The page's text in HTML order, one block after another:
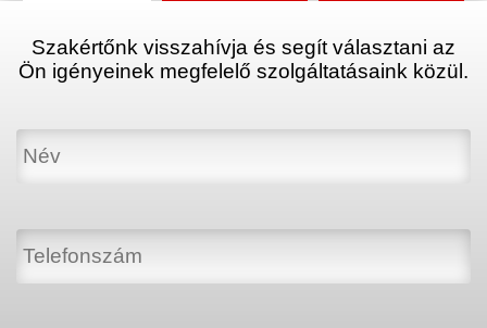
Szakértőnk visszahívja és segít választani az
Ön igényeinek megfelelő szolgáltatásaink közül.